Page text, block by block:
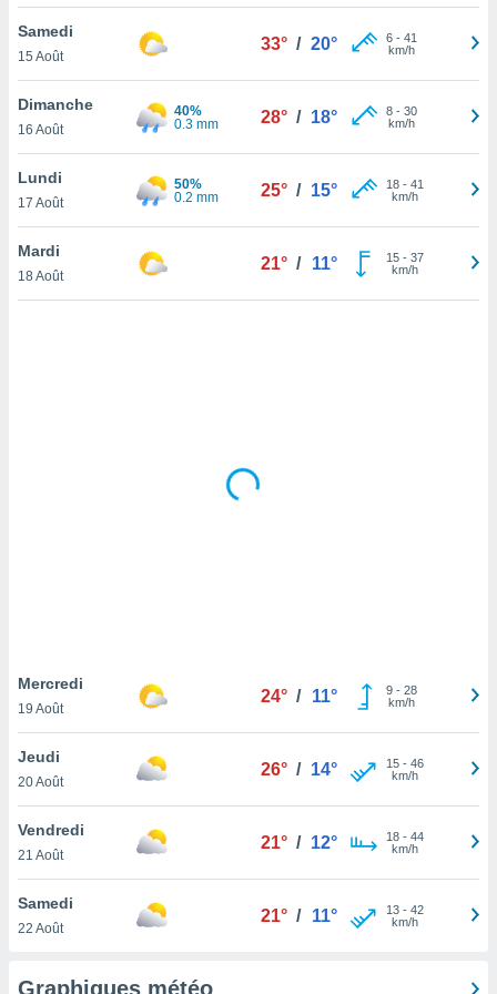
votre
à
en
le
notre
que
et que
Samedi
15 Août
33° / 20° 6- 41
km/h
Dimanche
16 Août
40%
0.3 mm
28° / 18° 8- 30
km/h
Lundi
17 Août
50%
0.2 mm
25° / 15° 18- 41
km/h
Mardi
18 Août
21° / 11° 15- 37
km/h
Mercredi
19 Août
24° / 11° 9- 28
km/h
Jeudi
20 Août
26° / 14° 15- 46
km/h
Vendredi
21 Août
21° / 12° 18- 44
km/h
Samedi
22 Août
21° / 11° 13- 42
km/h
Graphiques météo